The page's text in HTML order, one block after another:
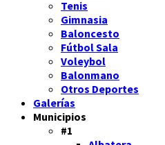
Tenis
Gimnasia
Baloncesto
Fútbol Sala
Voleybol
Balonmano
Otros Deportes
Galerías
Municipios
#1